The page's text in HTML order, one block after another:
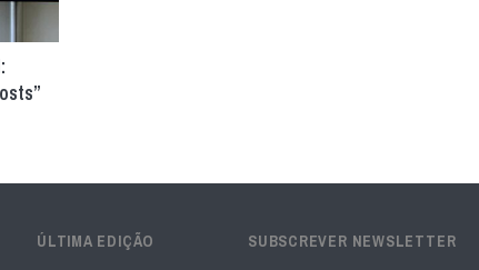
ÚLTIMA EDIÇÃO SUBSCREVER NEWSLETTER